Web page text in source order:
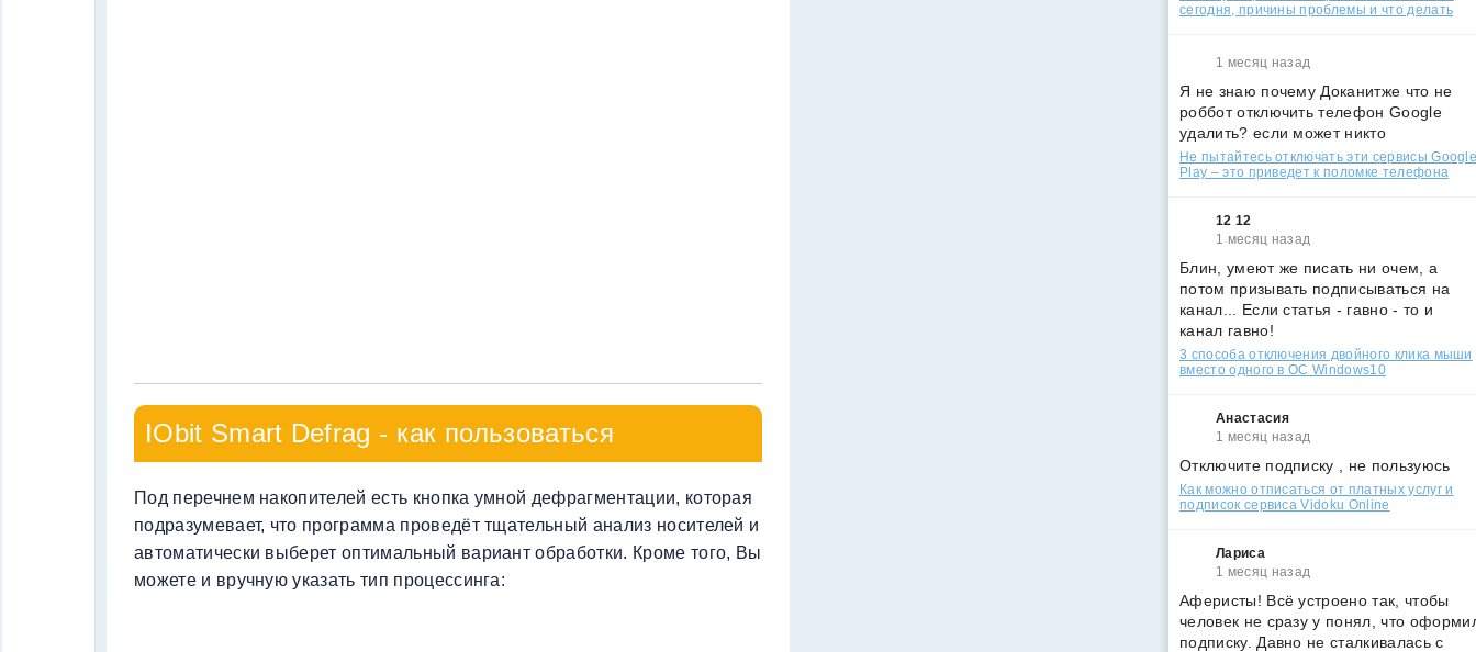
IObit Smart Defrag - как пользоваться
Под перечнем накопителей есть кнопка умной дефрагментации, которая
подразумевает, что программа проведёт тщательный анализ носителей и
автоматически выберет оптимальный вариант обработки. Кроме того, Вы
можете и вручную указать тип процессинга:
сегодня, причины проблемы и что делать
1 месяц назад
Я не знаю почему Доканитже что не
роббот отключить телефон Google
удалить? если может никто
Не пытайтесь отключать эти сервисы
Play – это приведет к поломке телефона
12 12
1 месяц назад
Блин, умеют же писать ни очем, а
потом призывать подписываться на
канал... Если статья - гавно - то и
канал гавно!
3 способа отключения двойного клика мыши
вместо одного в ОС Windows10
Анастасия
1 месяц назад
Отключите подписку , не пользуюсь
Как можно отписаться от платных услуг и
подписок сервиса Vidoku Online
Лариса
1 месяц назад
Аферисты! Всё устроено так, чтобы
человек не сразу у понял, что
подписку. Давно не сталкивалась с